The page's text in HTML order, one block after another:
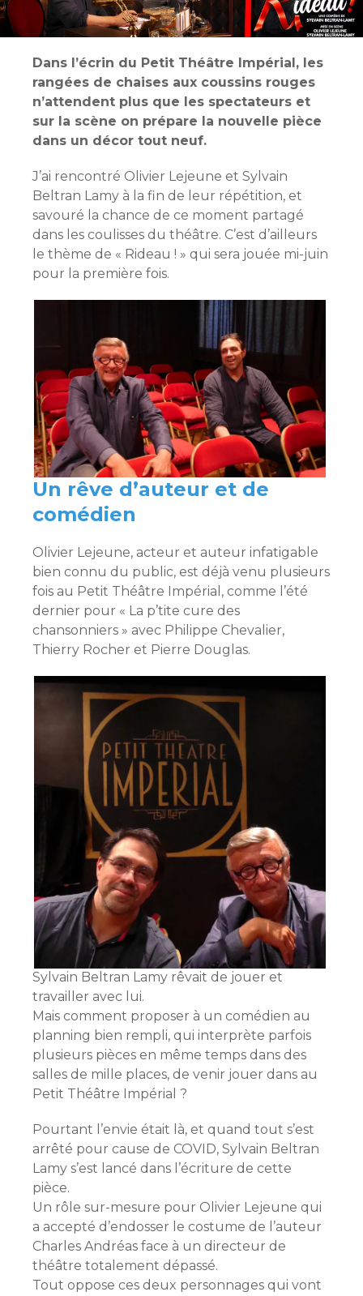
Dans l’écrin du Petit Théâtre Impérial, les
rangées de chaises aux coussins rouges
n’attendent plus que les spectateurs et
sur la scène on prépare la nouvelle pièce
dans un décor tout neuf.
J’ai rencontré Olivier Lejeune et Sylvain
Beltran Lamy à la fin de leur répétition, et
savouré la chance de ce moment partagé
dans les coulisses du théâtre. C’est d’ailleurs
le thème de « Rideau ! » qui sera jouée mi-juin
pour la première fois.
Un rêve d’auteur et de
comédien
Olivier Lejeune, acteur et auteur infatigable
bien connu du public, est déjà venu plusieurs
fois au Petit Théâtre Impérial, comme l’été
dernier pour « La p’tite cure des
chansonniers » avec Philippe Chevalier,
Thierry Rocher et Pierre Douglas.
Sylvain Beltran Lamy rêvait de jouer et
travailler avec lui.
Mais comment proposer à un comédien au
planning bien rempli, qui interprète parfois
plusieurs pièces en même temps dans des
salles de mille places, de venir jouer dans au
Petit Théâtre Impérial ?
Pourtant l’envie était là, et quand tout s’est
arrêté pour cause de COVID, Sylvain Beltran
Lamy s’est lancé dans l’écriture de cette
pièce.
Un rôle sur-mesure pour Olivier Lejeune qui
a accepté d’endosser le costume de l’auteur
Charles Andréas face à un directeur de
théâtre totalement dépassé.
Tout oppose ces deux personnages qui vont